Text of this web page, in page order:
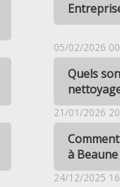
05/02/2026
Quels
21/01/2026
à Beaune
24/12/2025